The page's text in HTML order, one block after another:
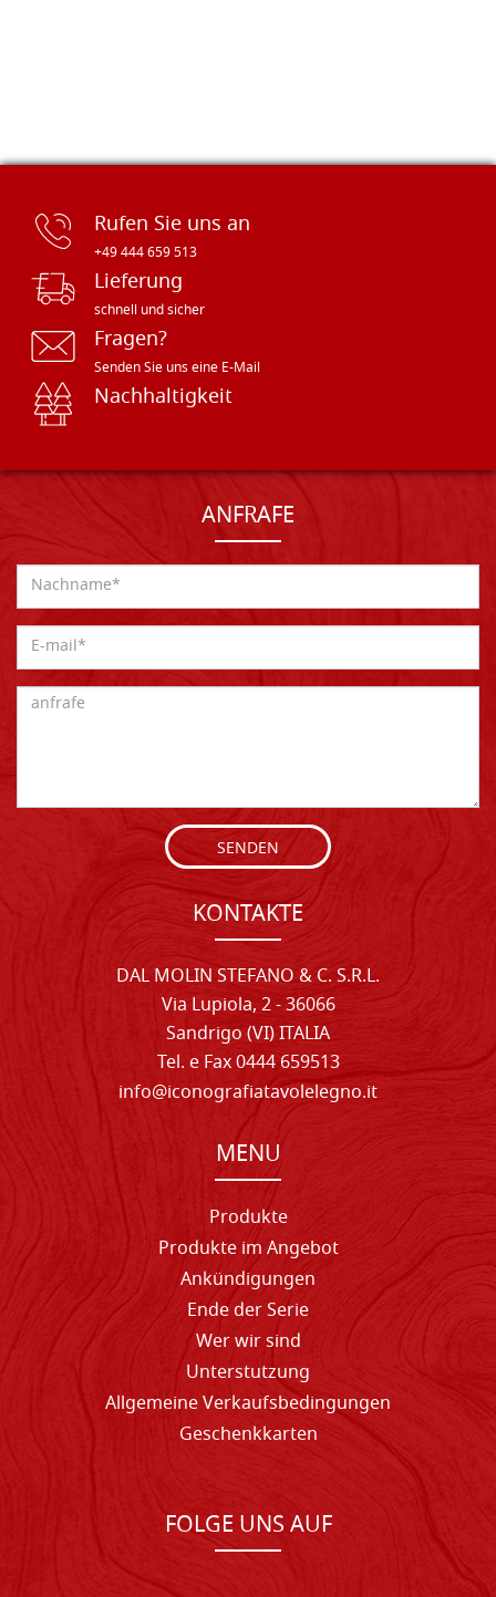
Rufen Sie uns an
+49 444 659 513
Lieferung
schnell und sicher
Fragen?
Senden Sie uns eine E-Mail
Nachhaltigkeit
ANFRAFE
SENDEN
KONTAKTE
DAL MOLIN STEFANO & C. S.R.L.
Via Lupiola, 2 - 36066
Sandrigo (VI) ITALIA
Tel. e Fax 0444 659513
info@iconografiatavolelegno.it
MENU
Produkte
Produkte im Angebot
Ankündigungen
Ende der Serie
Wer wir sind
Unterstutzung
Allgemeine Verkaufsbedingungen
Geschenkkarten
FOLGE UNS AUF